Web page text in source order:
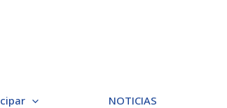
NOTICIAS